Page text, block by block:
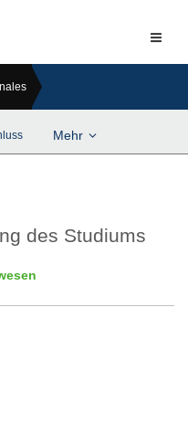
Mehr
des Studiums